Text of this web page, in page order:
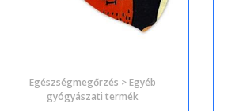
Egészségmegőrzés > Egyéb
gyógyászati termék